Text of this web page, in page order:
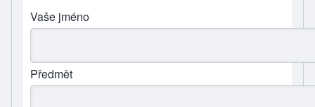
Vaše jméno
Předmět